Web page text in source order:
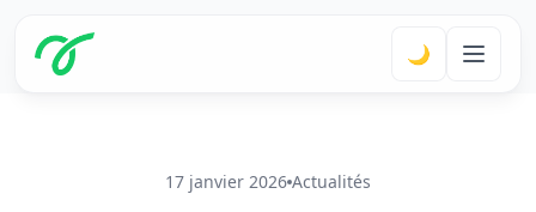
🌙
17 janvier 2026 Actualités